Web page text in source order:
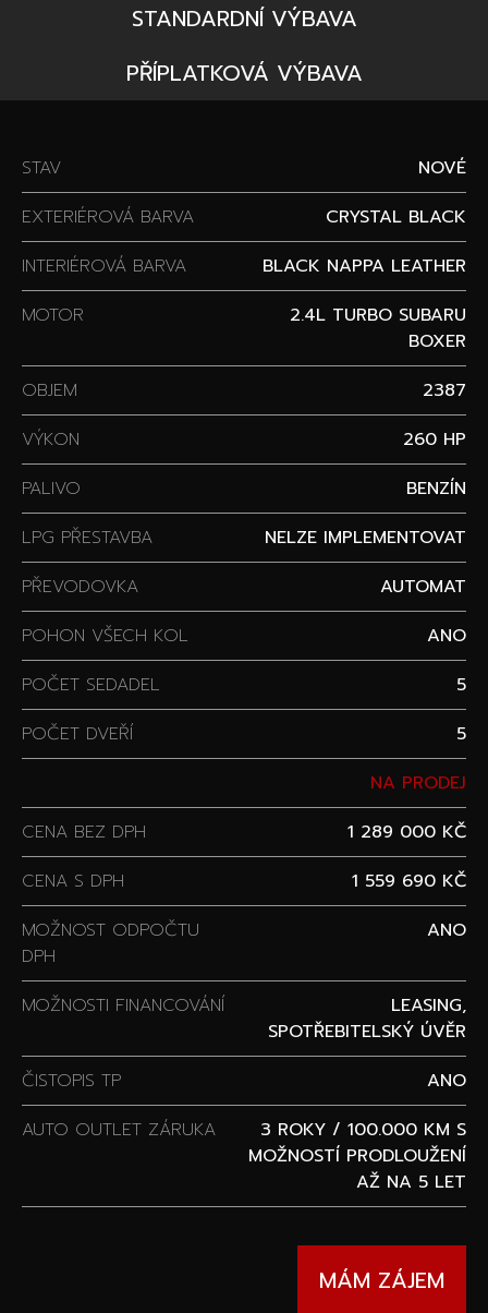
STANDARDNÍ VÝBAVA
PŘÍPLATKOVÁ VÝBAVA
STAV
NOVÉ
EXTERIÉROVÁ BARVA
CRYSTAL BLACK
INTERIÉROVÁ BARVA
BLACK NAPPA LEATHER
MOTOR
2.4L TURBO SUBARU
BOXER
OBJEM
2387
VÝKON
260 HP
PALIVO
BENZÍN
LPG PŘESTAVBA
NELZE IMPLEMENTOVAT
PŘEVODOVKA
AUTOMAT
POHON VŠECH KOL
ANO
POČET SEDADEL
5
POČET DVEŘÍ
5
NA PRODEJ
CENA BEZ DPH
1 289 000 KČ
CENA S DPH
1 559 690 KČ
MOŽNOST ODPOČTU
DPH
ANO
MOŽNOSTI FINANCOVÁNÍ
LEASING,
SPOTŘEBITELSKÝ ÚVĚR
ČISTOPIS TP
ANO
AUTO OUTLET ZÁRUKA
3 ROKY / 100.000 KM S
MOŽNOSTÍ PRODLOUŽENÍ
AŽ NA 5 LET
MÁM ZÁJEM